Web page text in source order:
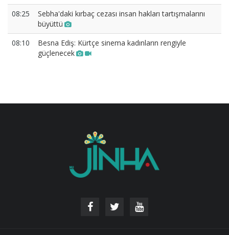
08:25
Sebha'daki kırbaç cezası insan hakları tartışmalarını
büyüttü
08:10
Besna Ediş: Kürtçe sinema kadınların rengiyle
güçlenecek